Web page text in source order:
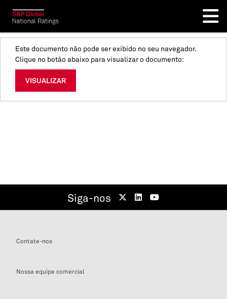
Este documento não pode ser exibido no seu navegador.
Clique no botão abaixo para visualizar o documento:
VISUALIZAR
Siga-nos
Contate-nos
Nossa equipe comercial